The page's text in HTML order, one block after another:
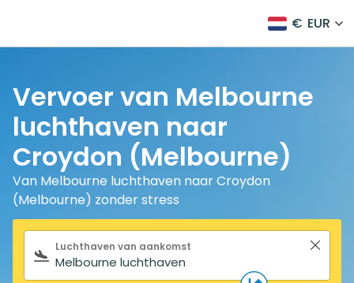
€ EUR
Vervoer van Melbourne
luchthaven naar
Croydon (Melbourne)
Van Melbourne luchthaven naar Croydon
(Melbourne) zonder stress
Zoekformulier
Luchthaven van aankomst